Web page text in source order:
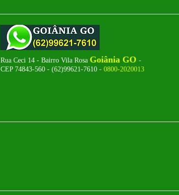
Rua Ceci 14 - Bairro Vila Rosa Goiânia GO -
CEP 74843-560 - (62)99621-7610 - 0800-2020013